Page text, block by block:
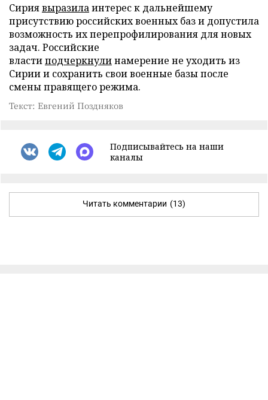
Сириявыразилаинтерес к дальнейшему
присутствию российских военных баз и допустила
возможность их перепрофилирования для новых
задач. Российские
властиподчеркнулинамерение не уходить из
Сирии и сохранить свои военные базы после
смены правящего режима.
Текст: Евгений Поздняков
Подписывайтесь на наши
каналы
Читать комментарии (13)